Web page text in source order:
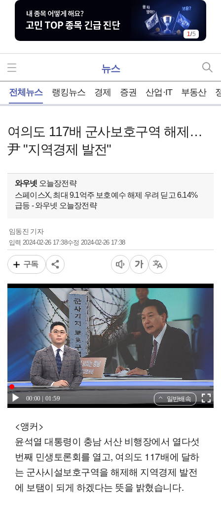
1/5
뉴스
전체뉴스 랭킹뉴스 경제 증권 산업·IT 부동산
여의도 117배 군사보호구역 해제…
尹 "지역경제 발전"
와우넷 오늘장전략
스페이스X, 최대 9.1억주 보호예수 해제 우려 딛고 6.14%
급등 - 와우넷 오늘장전략
임동진 기자
입력2024-02-26 17:38수정 2024-02-26 17:38
구독
00:00 01:59 일반배속
<앵커>
윤석열 대통령이 충남 서산 비행장에서 열다섯
번째 민생토론회를 열고, 여의도 117배에 달하
는 군사시설보호구역을 해제해 지역경제 발전
에 보탬이 되게 하겠다는 뜻을 밝혔습니다.